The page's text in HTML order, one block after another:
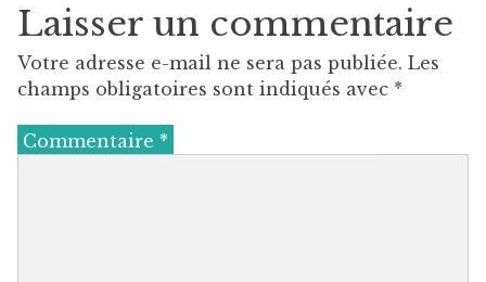
Laisser un commentaire
Votre adresse e-mail ne sera pas publiée. Les
champs obligatoires sont indiqués avec *
Commentaire *